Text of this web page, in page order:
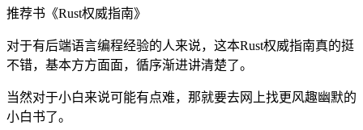
推荐书《Rust权威指南》
对于有后端语言编程经验的人来说，这本Rust权威指南真的挺
不错，基本方方面面，循序渐进讲清楚了。
当然对于小白来说可能有点难，那就要去网上找更风趣幽默的
小白书了。